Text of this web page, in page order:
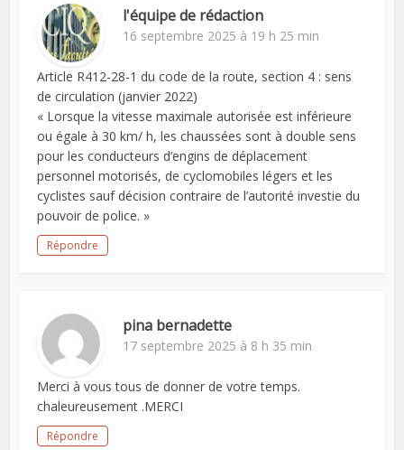
l'équipe de rédaction
16 septembre 2025 à 19 h 25 min
Article R412-28-1 du code de la route, section 4 : sens
de circulation (janvier 2022)
« Lorsque la vitesse maximale autorisée est inférieure
ou égale à 30 km/ h, les chaussées sont à double sens
pour les conducteurs d’engins de déplacement
personnel motorisés, de cyclomobiles légers et les
cyclistes sauf décision contraire de l’autorité investie du
pouvoir de police. »
Répondre
pina bernadette
17 septembre 2025 à 8 h 35 min
Merci à vous tous de donner de votre temps.
chaleureusement .MERCI
Répondre